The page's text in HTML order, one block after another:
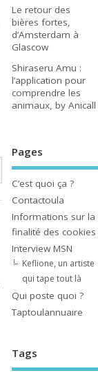
Le retour des
bières fortes,
d’Amsterdam à
Glascow
Shiraseru Amu :
l’application pour
comprendre les
animaux, by Anicall
Pages
C’est quoi ça ?
Contactoula
Informations sur la
finalité des cookies
Interview MSN
Keflione, un artiste
qui tape tout là
Qui poste quoi ?
Taptoulannuaire
Tags